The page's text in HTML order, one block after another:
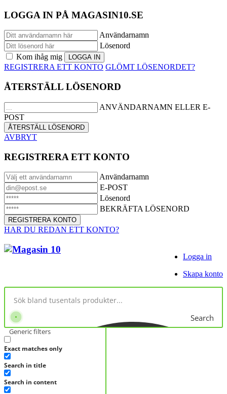
LOGGA IN PÅ MAGASIN10.SE
Användarnamn
Lösenord
Kom ihåg mig
REGISTRERA ETT KONTO GLÖMT LÖSENORDET?
ÅTERSTÄLL LÖSENORD
ANVÄNDARNAMN ELLER E-
POST
AVBRYT
REGISTRERA ETT KONTO
Användarnamn
E-POST
Lösenord
BEKRÄFTA LÖSENORD
HAR DU REDAN ETT KONTO?
Logga in
Skapa konto
Search
Generic filters
Exact matches only
Search in title
Search in content
KATEGORIER
FRÅGA DIREKT